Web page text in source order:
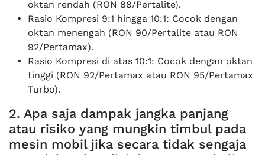
oktan rendah (RON 88/Pertalite).
Rasio Kompresi 9:1 hingga 10:1: Cocok dengan
oktan menengah (RON 90/Pertalite atau RON
92/Pertamax).
Rasio Kompresi di atas 10:1: Cocok dengan oktan
tinggi (RON 92/Pertamax atau RON 95/Pertamax
Turbo).
2. Apa saja dampak jangka panjang
atau risiko yang mungkin timbul pada
mesin mobil jika secara tidak sengaja